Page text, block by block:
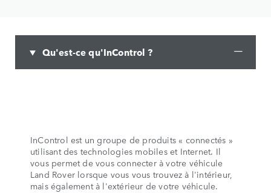
Qu'est-ce qu'InControl ?
InControl est un groupe de produits « connectés »
utilisant des technologies mobiles et Internet. Il
vous permet de vous connecter à votre véhicule
Land Rover lorsque vous vous trouvez à l'intérieur,
mais également à l'extérieur de votre véhicule.